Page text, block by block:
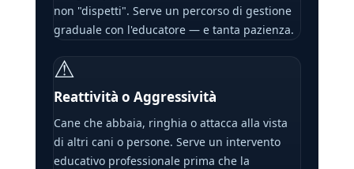
non "dispetti". Serve un percorso di gestione
graduale con l'educatore — e tanta pazienza.
⚠
Reattività o Aggressività
Cane che abbaia, ringhia o attacca alla vista
di altri cani o persone. Serve un intervento
educativo professionale prima che la